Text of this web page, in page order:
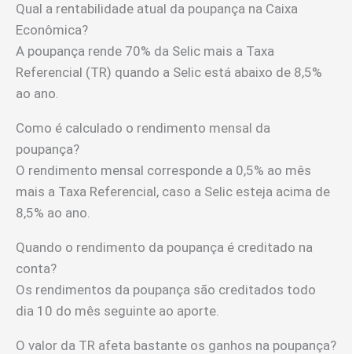
Qual a rentabilidade atual da poupança na Caixa
Econômica?
A poupança rende 70% da Selic mais a Taxa
Referencial (TR) quando a Selic está abaixo de 8,5%
ao ano.
Como é calculado o rendimento mensal da
poupança?
O rendimento mensal corresponde a 0,5% ao mês
mais a Taxa Referencial, caso a Selic esteja acima de
8,5% ao ano.
Quando o rendimento da poupança é creditado na
conta?
Os rendimentos da poupança são creditados todo
dia 10 do mês seguinte ao aporte.
O valor da TR afeta bastante os ganhos na poupança?